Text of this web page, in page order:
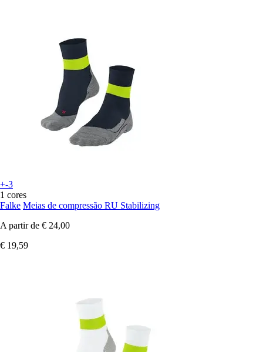
+-3
1 cores
Falke Meias de compressão RU Stabilizing
A partir de € 24,00
€ 19,59